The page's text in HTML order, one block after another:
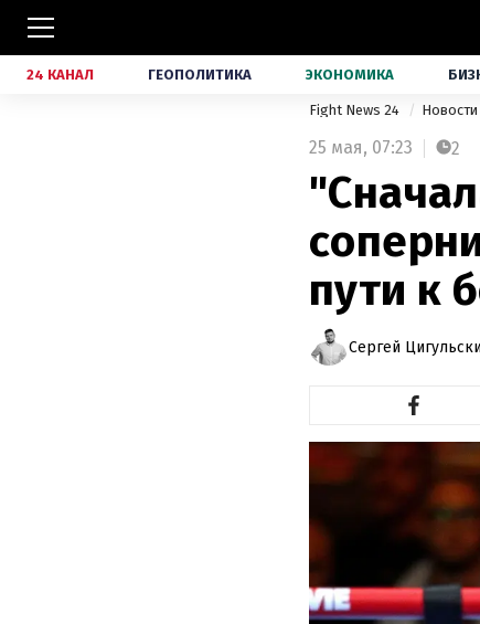
24 КАНАЛ ГЕОПОЛИТИКА ЭКОНОМИКА
Fight News 24
25 мая, 07:23 2
пути к
Сергей